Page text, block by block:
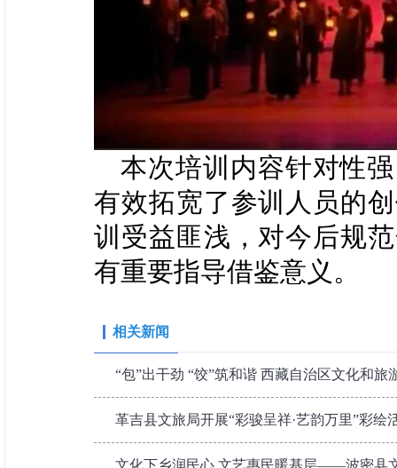
本次培训内容针对性
有效拓宽了参训人员的
训受益匪浅，对今后规
有重要指导借鉴意义。
相关新闻
“包”出干劲 “饺”筑和谐 西藏自治区文化和旅
革吉县文旅局开展“彩骏呈祥·艺韵万里”彩绘
文化下乡润民心 文艺惠民暖基层——波密县